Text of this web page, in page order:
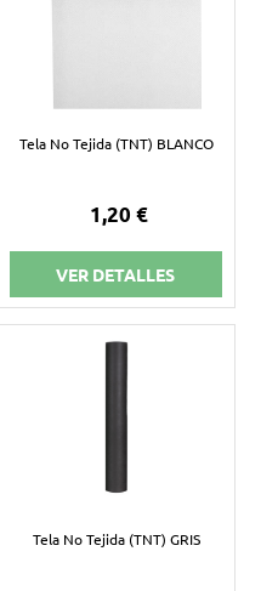
Tela No Tejida (TNT) BLANCO
1,20 €
VER DETALLES
Tela No Tejida (TNT) GRIS